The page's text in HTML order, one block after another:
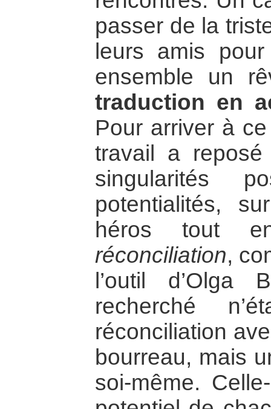
passer de la
leurs amis
ensemble un
traduction en
Pour arriver à
travail a
singularités
potentialités,
héros tout
réconciliation,
l’outil d’Olga
recherché
réconciliation
bourreau, mais
soi-même.